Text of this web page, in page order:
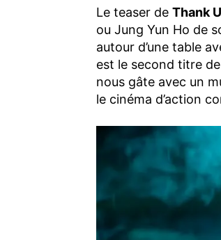
Le teaser de Thank U
ou Jung Yun Ho de
autour d’une table
est le second titre de
nous gâte avec un
le cinéma d’action